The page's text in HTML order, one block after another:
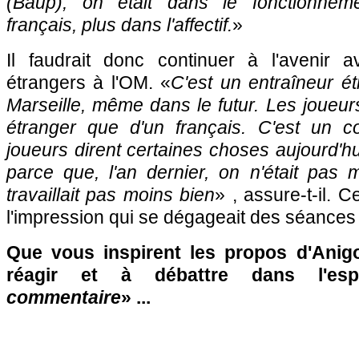
français, plus dans l'affectif.»
Il faudrait donc continuer à l'avenir
étrangers à l'OM. «C'est un entraîneur
Marseille, même dans le futur. Les
étranger que d'un français. C'est un
joueurs dirent certaines choses
parce que, l'an dernier, on n'était pas
travaillait pas moins bien» , assure-t-il.
l'impression qui se dégageait des
Que vous inspirent les propos
réagir et à débattre dans
commentaire» ...